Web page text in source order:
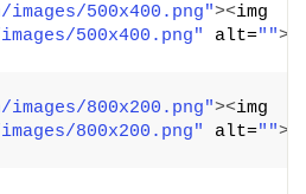
images/500x400.png"><img
images/500x400.png" alt=""><
images/800x200.png"><img
images/800x200.png" alt=""><